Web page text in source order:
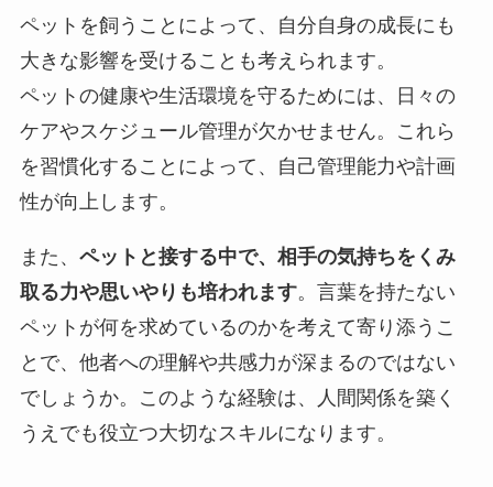
ペットを飼うことによって、自分自身の成長にも
大きな影響を受けることも考えられます。
ペットの健康や生活環境を守るためには、日々の
ケアやスケジュール管理が欠かせません。これら
を習慣化することによって、自己管理能力や計画
性が向上します。
また、 ペットと接する中で、相手の気持ちをくみ
取る力や思いやりも培われます。言葉を持たない
ペットが何を求めているのかを考えて寄り添うこ
とで、他者への理解や共感力が深まるのではない
でしょうか。このような経験は、人間関係を築く
うえでも役立つ大切なスキルになります。